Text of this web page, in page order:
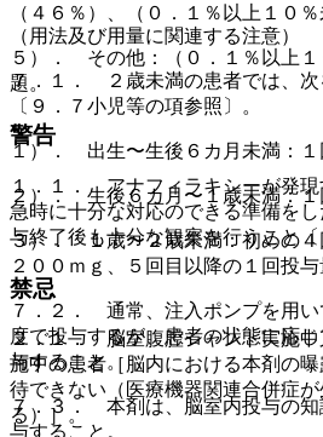
（４６％）、（０．１％以上１０
５）． その他：（０．１％以上１
題。
警告
１．１． アナフィラキシーが発
急時に十分な対応のできる準備を
与終了後も十分な観察を行うこと
禁忌
２．１． 脳室腹腔シャント実施中
施中の患者［脳内における本剤の
待できない（医療機器関連合併症
る）］。
（用法及び用量に関連する注意）
７．１． ２歳未満の患者では、次
〔９．７小児等の項参照〕。
１）． 出生〜生後６カ月未満：１
２）． 生後６カ月〜１歳未満：１
３）． １歳〜２歳未満：初めの４
２００ｍｇ、５回目以降の１回投与
７．２． 通常、注入ポンプを用
度で投与するが、患者の状態に応
与すること。
７．３． 本剤は、脳室内投与の知
与すること。